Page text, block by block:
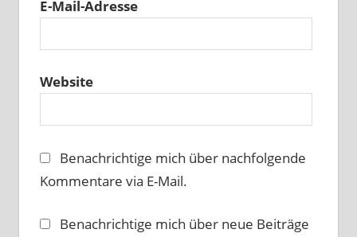
E-Mail-Adresse
Website
Benachrichtige mich über nachfolgende
Kommentare via E-Mail.
Benachrichtige mich über neue Beiträge